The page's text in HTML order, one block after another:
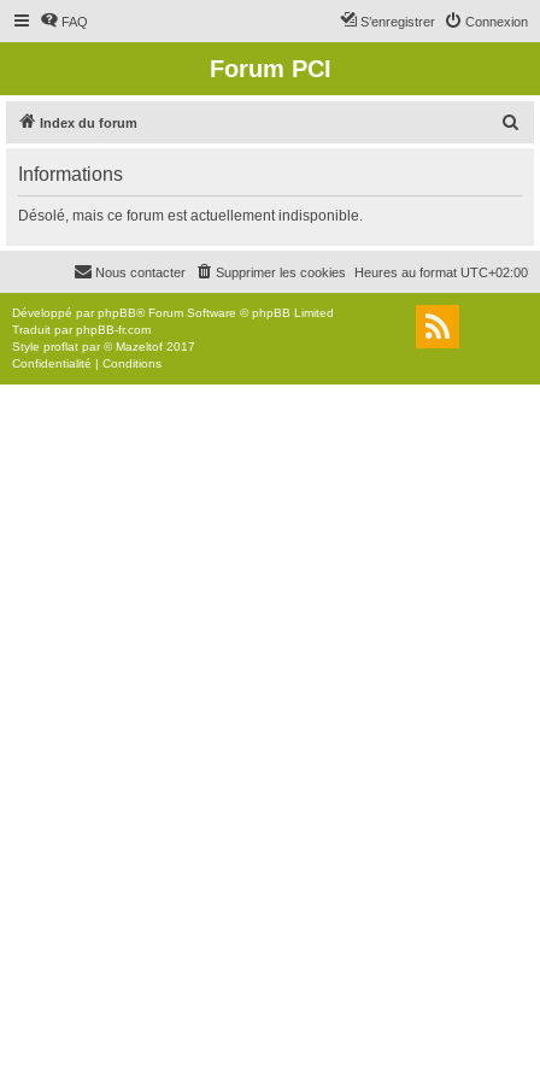
FAQ Connexion
S’enregistrer
Forum PCI
Index du forum
r
c
r
Informations
Désolé, mais ce forum est actuellement indisponible.
Heures au format UTC+02:00
Supprimer les cookies
Nous contacter
Développé parphpBB® Forum Software © phpBB Limited
Traduit parphpBB-fr.com
Style proflat par ©Mazeltof 2017
Confidentialité | Conditions